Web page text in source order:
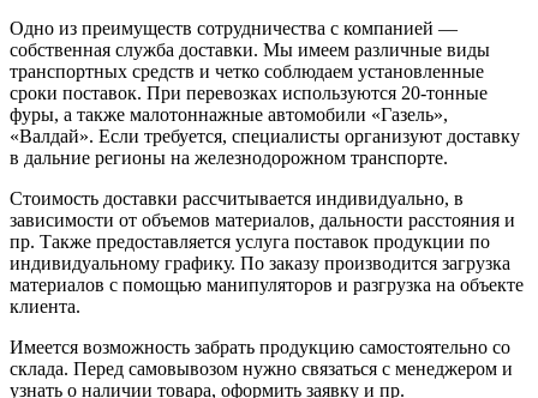
Одно из преимуществ сотрудничества с компанией —
собственная служба доставки. Мы имеем различные виды
транспортных средств и четко соблюдаем установленные
сроки поставок. При перевозках используются 20-тонные
фуры, а также малотоннажные автомобили «Газель»,
«Валдай». Если требуется, специалисты организуют доставку
в дальние регионы на железнодорожном транспорте.
Стоимость доставки рассчитывается индивидуально, в
зависимости от объемов материалов, дальности расстояния и
пр. Также предоставляется услуга поставок продукции по
индивидуальному графику. По заказу производится загрузка
материалов с помощью манипуляторов и разгрузка на объекте
клиента.
Имеется возможность забрать продукцию самостоятельно со
склада. Перед самовывозом нужно связаться с менеджером и
узнать о наличии товара, оформить заявку и пр.